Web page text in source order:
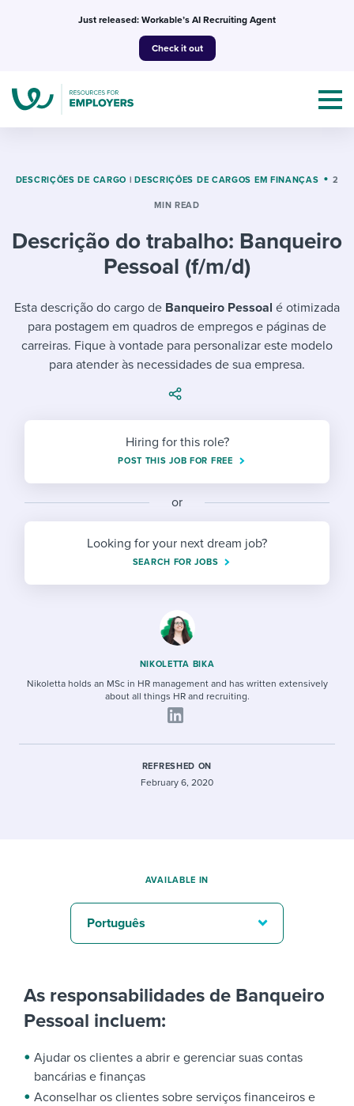
Just released: Workable’s AI Recruiting Agent
Check it out
Mobilizing AI in my work
Evaluating candidates
Working together with others
Developing & retaining people
Ensuring compliance
Finding and attracting people
Candidate/employee experiences
Templates & Guides
I WANT...
Job description templates
Interview question templates
Onboarding checklists
Step-by-step tutorials
HR terms
I WANT TO LEARN ABOUT...
Applying for a job
Pay & benefits
Career development
Overall career resources
Attend webinars & events
Workable customer stories
Explore Workable
DESCRIÇÕES DE CARGO | DESCRIÇÕES DE CARGOS EM FINANÇAS 2
MIN READ
Descrição do trabalho: Banqueiro
Pessoal (f/m/d)
Esta descrição do cargo de Banqueiro Pessoal é otimizada
para postagem em quadros de empregos e páginas de
carreiras. Fique à vontade para personalizar este modelo
para atender às necessidades de sua empresa.
Hiring for this role?
POST THIS JOB FOR FREE
or
Looking for your next dream job?
SEARCH FOR JOBS
NIKOLETTA BIKA
Nikoletta holds an MSc in HR management and has written extensively
about all things HR and recruiting.
REFRESHED ON
February 6, 2020
As responsabilidades de Banqueiro
Pessoal incluem:
Ajudar os clientes a abrir e gerenciar suas contas
bancárias e finanças
Aconselhar os clientes sobre serviços financeiros e
AVAILABLE IN
Português